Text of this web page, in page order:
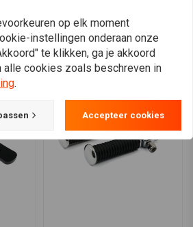
KiesKrausvoor kwaliteit, stijl en een rit die
controle weerspiegelt.
op elk moment
instellingen onderaan onze
te klikken, ga je akkoord
alle cookies zoals beschreven in
.
Accepteer cookies